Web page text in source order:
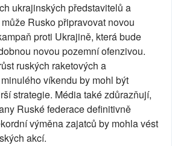
ukrajinských představitelů a
Rusko připravovat novou
proti Ukrajině, která bude
novou pozemní ofenzivou.
ruských raketových a
víkendu by mohl být
strategie. Média také zdůrazňují,
Ruské federace definitivně
výměna zajatců by mohla vést
akcí.